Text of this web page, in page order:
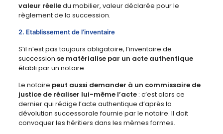
valeur réelledu mobilier, valeur déclarée pour le
règlement de la succession.
2. Etablissement de l’inventaire
S’il n’est pas toujours obligatoire, l’inventaire de
succession se matérialise par un acte authentique
établi par un notaire.
Le notaire peut aussi demander à un commissaire de
justice de réaliser lui-même l’acte: c’est alors ce
dernier qui rédige l’acte authentique d’après la
dévolution successorale fournie par le notaire. Il doit
convoquer les héritiers dans les mêmes formes.